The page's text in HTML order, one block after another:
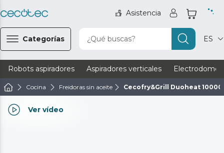
Asistencia
Categorías ¿Qué buscas? ES
Robots aspiradores Aspiradores verticales
Cocina Freidoras sin aceite Cecofry&Grill Duoheat 10000
Ver vídeo